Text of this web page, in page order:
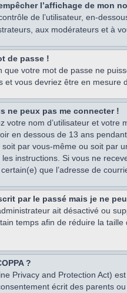
l’affichage de mon
de l’utilisateur, en-
aux modérateurs et à
de passe !
que votre mot de passe ne
et vous devriez être en
ne peux pas me connecter !
votre nom d’utilisateur et votre
en dessous de 13 ans
par vous-même ou soit par
instructions. Si vous ne
que l’adresse de
par le passé mais je ne
ait désactivé ou
temps afin de réduire la
?
Privacy and Protection Act)
écrit des parents